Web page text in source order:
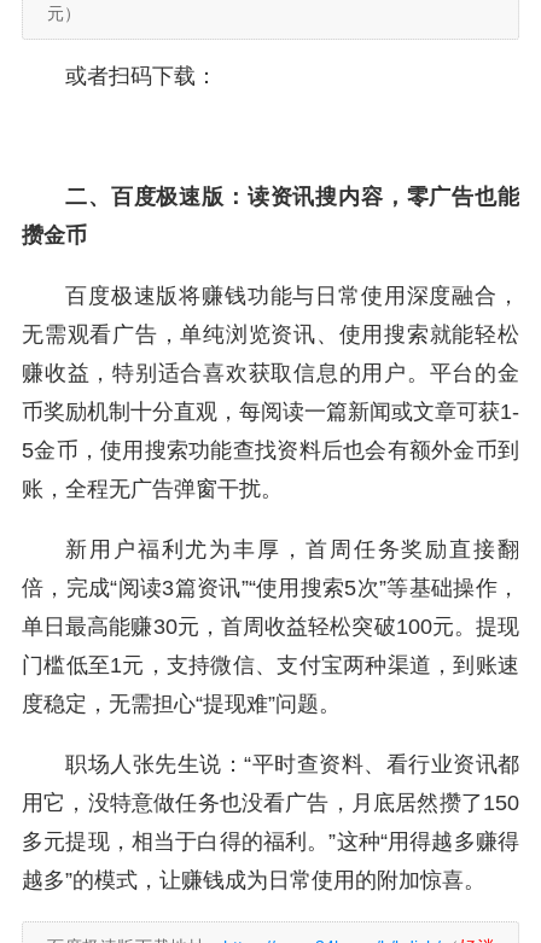
元）
或者扫码下载：
二、百度极速版：读资讯搜内容，零广告也能
攒金币
百度极速版将赚钱功能与日常使用深度融合，
无需观看广告，单纯浏览资讯、使用搜索就能轻松
赚收益，特别适合喜欢获取信息的用户。平台的金
币奖励机制十分直观，每阅读一篇新闻或文章可获1-
5金币，使用搜索功能查找资料后也会有额外金币到
账，全程无广告弹窗干扰。
新用户福利尤为丰厚，首周任务奖励直接翻
倍，完成“阅读3篇资讯”“使用搜索5次”等基础操作，
单日最高能赚30元，首周收益轻松突破100元。提现
门槛低至1元，支持微信、支付宝两种渠道，到账速
度稳定，无需担心“提现难”问题。
职场人张先生说：“平时查资料、看行业资讯都
用它，没特意做任务也没看广告，月底居然攒了150
多元提现，相当于白得的福利。”这种“用得越多赚得
越多”的模式，让赚钱成为日常使用的附加惊喜。